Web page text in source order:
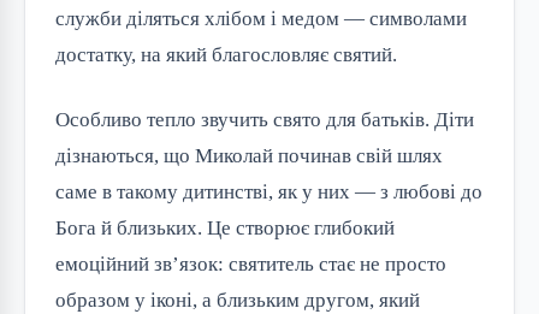
служби діляться хлібом і медом — символами
достатку, на який благословляє святий.
Особливо тепло звучить свято для батьків. Діти
дізнаються, що Миколай починав свій шлях
саме в такому дитинстві, як у них — з любові до
Бога й близьких. Це створює глибокий
емоційний зв’язок: святитель стає не просто
образом у іконі, а близьким другом, який